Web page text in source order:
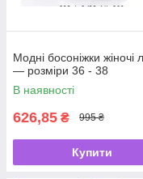
Модні босоніжки жіночі
— розміри 36 - 38
В наявності
626,85 ₴ 995 ₴
Купити